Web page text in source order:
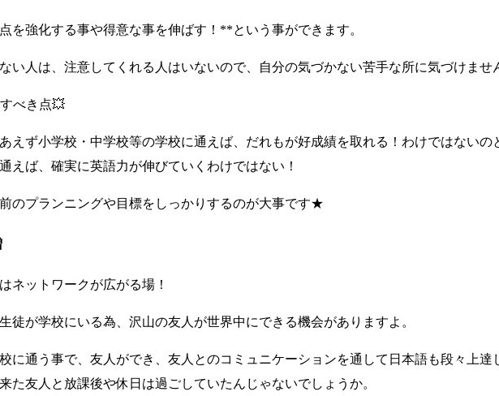
を強化する事や得意な事を伸ばす！**という事ができます。
い人は、注意してくれる人はいないので、自分の気づかない苦手な所に気づけませ
べき点💥
えず小学校・中学校等の学校に通えば、だれもが好成績を取れる！わけではないの
えば、確実に英語力が伸びていくわけではない！
のプランニングや目標をしっかりするのが大事です★
ネットワークが広がる場！
徒が学校にいる為、沢山の友人が世界中にできる機会がありますよ。
に通う事で、友人ができ、友人とのコミュニケーションを通して日本語も段々上達
た友人と放課後や休日は過ごしていたんじゃないでしょうか。